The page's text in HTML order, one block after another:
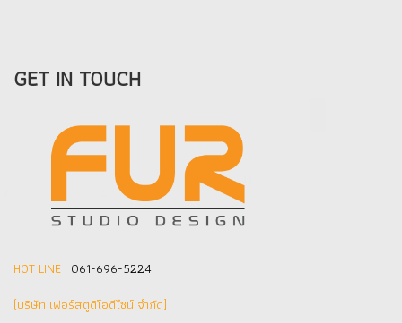
GET IN TOUCH
HOT LINE : 061-696-5224
(บริษัท เฟอร์สตูดิโอดีไซน์ จำกัด]